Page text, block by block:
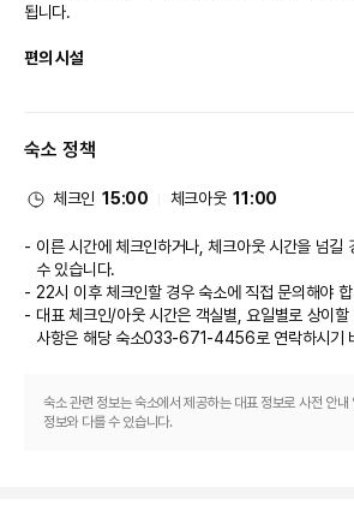
됩니다.
편의 시설
숙소 정책
체크인 15:00 체크아웃 11:00
이른 시간에 체크인하거나, 체크아웃 시간을 넘길
수 있습니다.
22시 이후 체크인할 경우 숙소에 직접 문의해야
대표 체크인/아웃 시간은 객실별, 요일별로 상이
사항은 해당 숙소033-671-4456로 연락하시기
숙소 관련 정보는 숙소에서 제공하는 대표 정보로 사전 안내
정보와 다를 수 있습니다.